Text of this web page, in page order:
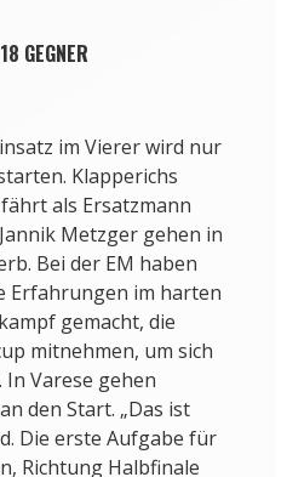
GEGNER
im Vierer wird nur
Klapperichs
als Ersatzmann
Metzger gehen in
Bei der EM haben
Erfahrungen im harten
gemacht, die
mitnehmen, um sich
Varese gehen
den Start. „Das ist
Die erste Aufgabe für
Richtung Halbfinale